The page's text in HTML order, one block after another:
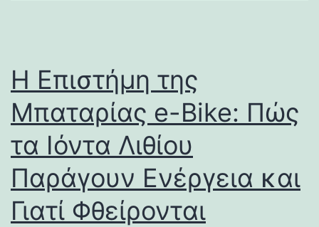
Η Επιστήμη της
Μπαταρίας e-Bike: Πώς
τα Ιόντα Λιθίου
Παράγουν Ενέργεια και
Γιατί Φθείρονται